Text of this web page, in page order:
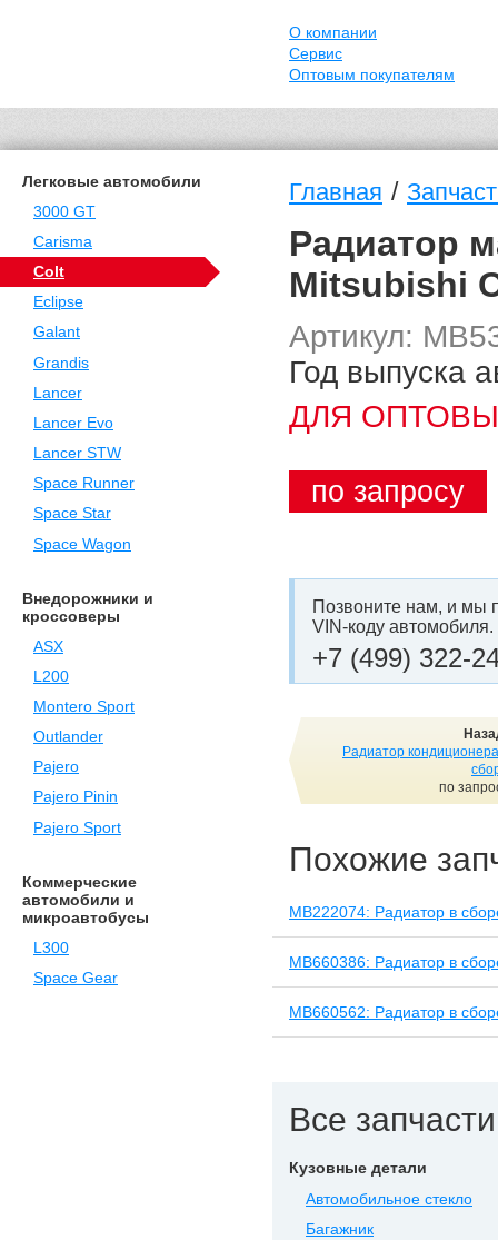
О компании
Сервис
Оптовым покупателям
Легковые автомобили
3000 GT
Carisma
Colt
Eclipse
Galant
Grandis
Lancer
Lancer Evo
Lancer STW
Space Runner
Space Star
Space Wagon
Внедорожники и
кроссоверы
ASX
L200
Montero Sport
Outlander
Pajero
Pajero Pinin
Pajero Sport
Коммерческие
автомобили и
микроавтобусы
L300
Space Gear
Главная /
Радиатор
Mitsubishi
Артикул:
Год выпуска
ДЛЯ
по запросу
Позвоните нам, и мы
VIN-коду автомобиля.
+7 (499) 322-
Радиатор
по
Похожие
MB222074: Радиатор в
MB660386: Радиатор в
MB660562: Радиатор в
Все
Кузовные детали
Автомобильное стекло
Багажник